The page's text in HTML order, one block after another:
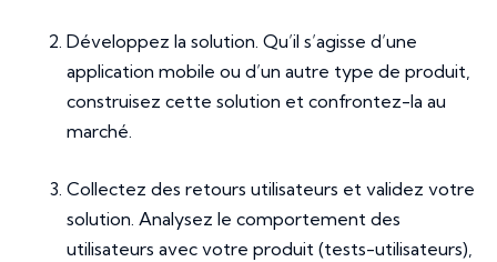
Développez la solution. Qu’il s’agisse d’une
application mobile ou d’un autre type de produit,
construisez cette solution et confrontez-la au
marché.
Collectez des retours utilisateurs et validez votre
solution. Analysez le comportement des
utilisateurs avec votre produit (tests-utilisateurs),